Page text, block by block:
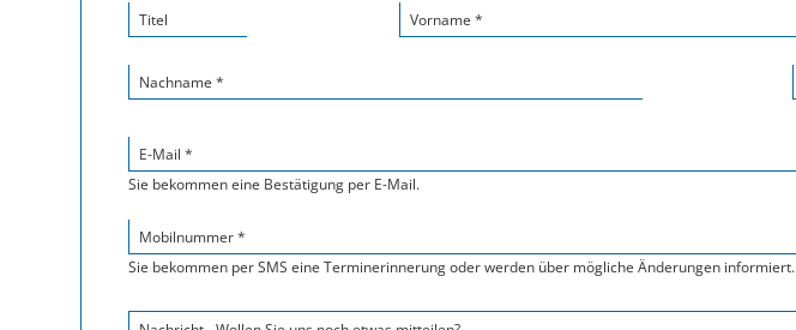
Titel Vorname *
Nachname *
E-Mail *
Sie bekommen eine Bestätigung per E-Mail.
Mobilnummer *
Sie bekommen per SMS eine Terminerinnerung oder werden über mögliche Änderungen informiert.